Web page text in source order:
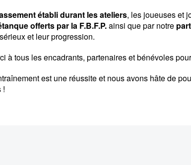
établi durant les ateliers, les joueuses et
offerts par la F.B.F.P.ainsi que par notre
et leur progression.
à tous les encadrants, partenaires et bénévoles
est une réussite et nous avons hâte de
!